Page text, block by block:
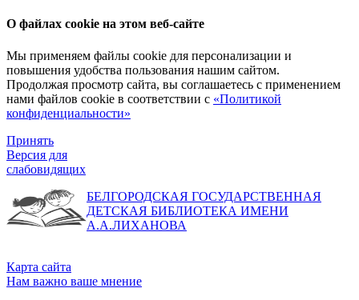
О файлах cookie на этом веб-сайте
Мы применяем файлы cookie для персонализации и
повышения удобства пользования нашим сайтом.
Продолжая просмотр сайта, вы соглашаетесь с применением
нами файлов cookie в соответствии с «Политикой
конфиденциальности»
Принять
Версия для
слабовидящих
БЕЛГОРОДСКАЯ ГОСУДАРСТВЕННАЯ
ДЕТСКАЯ БИБЛИОТЕКА ИМЕНИ
А.А.ЛИХАНОВА
Карта сайта
Нам важно ваше мнение